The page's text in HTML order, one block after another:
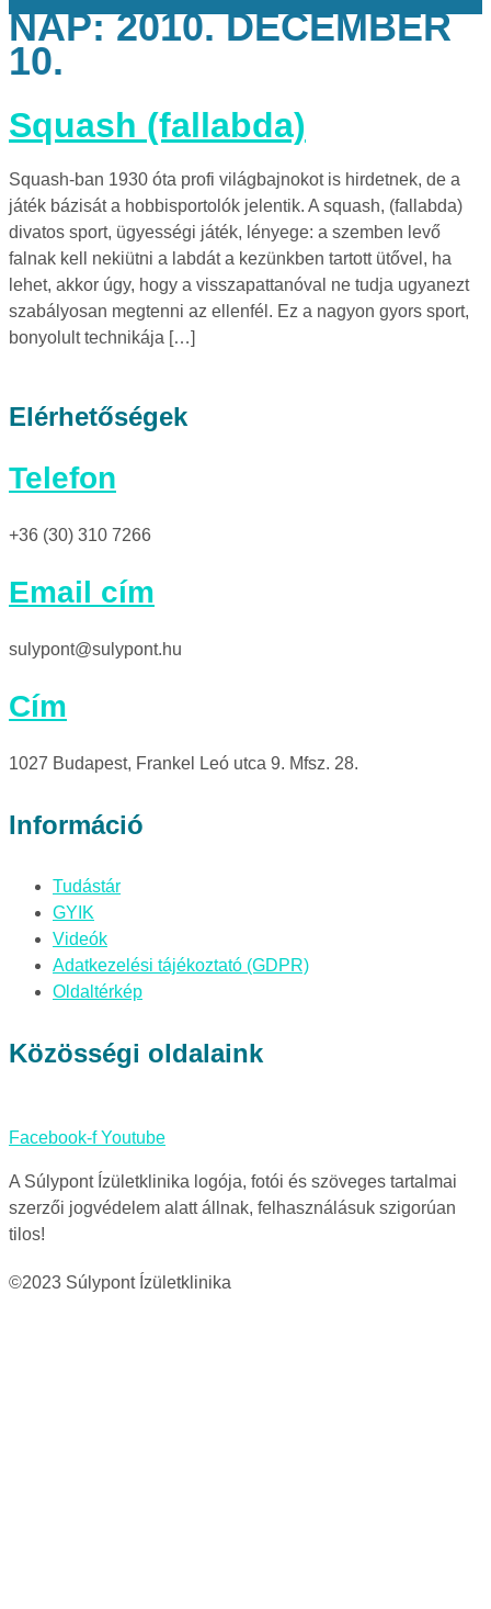
NAP:2010. DECEMBER
10.
Squash (fallabda)
Squash-ban 1930 óta profi világbajnokot is hirdetnek, de a
játék bázisát a hobbisportolók jelentik. A squash, (fallabda)
divatos sport, ügyességi játék, lényege: a szemben levő
falnak kell nekiütni a labdát a kezünkben tartott ütővel, ha
lehet, akkor úgy, hogy a visszapattanóval ne tudja ugyanezt
szabályosan megtenni az ellenfél. Ez a nagyon gyors sport,
bonyolult technikája […]
Elérhetőségek
Telefon
+36 (30) 310 7266
Email cím
sulypont@sulypont.hu
Cím
1027 Budapest, Frankel Leó utca 9. Mfsz. 28.
Információ
Tudástár
GYIK
Videók
Adatkezelési tájékoztató (GDPR)
Oldaltérkép
Közösségi oldalaink
Facebook-f Youtube
A Súlypont Ízületklinika logója, fotói és szöveges tartalmai
szerzői jogvédelem alatt állnak, felhasználásuk szigorúan
tilos!
©2023 Súlypont Ízületklinika